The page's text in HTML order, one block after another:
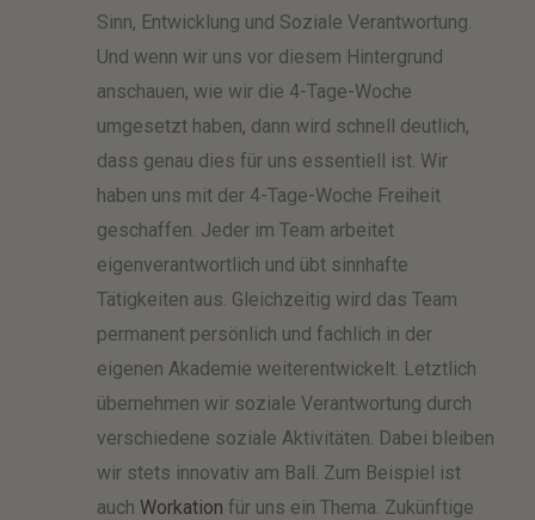
Sinn, Entwicklung und Soziale Verantwortung.
Und wenn wir uns vor diesem Hintergrund
anschauen, wie wir die 4-Tage-Woche
umgesetzt haben, dann wird schnell deutlich,
dass genau dies für uns essentiell ist. Wir
haben uns mit der 4-Tage-Woche Freiheit
geschaffen. Jeder im Team arbeitet
eigenverantwortlich und übt sinnhafte
Tätigkeiten aus. Gleichzeitig wird das Team
permanent persönlich und fachlich in der
eigenen Akademie weiterentwickelt. Letztlich
übernehmen wir soziale Verantwortung durch
verschiedene soziale Aktivitäten. Dabei bleiben
wir stets innovativ am Ball. Zum Beispiel ist
auch Workation für uns ein Thema. Zukünftige